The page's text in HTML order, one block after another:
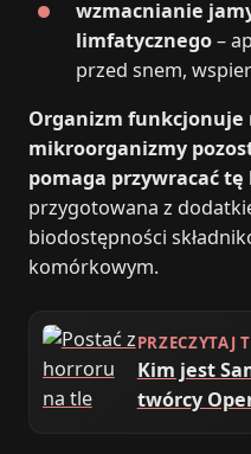
wzmacnianie
limfatycznego–
przed snem,
Organizm funkcjonuje
mikroorganizmy
pomaga przywracać
przygotowana z
biodostępności
komórkowym.
PRZECZYTAJ
Kim jest
twórcy